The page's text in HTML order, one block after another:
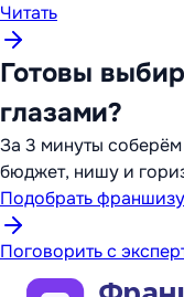
Читать
Готовы
глазами?
За 3 минуты
бюджет, нишу и
Подобрать франшизу
Поговорить с